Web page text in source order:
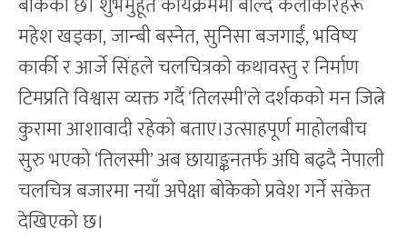
महेश खड्का, जान्बी बस्नेत, सुनिसा बजगाईं, भविष्य
कार्की र आर्जे सिंहले चलचित्रको कथावस्तु र निर्माण
टिमप्रति विश्वास व्यक्त गर्दै ‘तिलस्मी’ले दर्शकको मन जित्ने
कुरामा आशावादी रहेको बताए।उत्साहपूर्ण माहोलबीच
सुरु भएको ‘तिलस्मी’ अब छायाङ्कनतर्फ अघि बढ्दै नेपाली
चलचित्र बजारमा नयाँ अपेक्षा बोकेको प्रवेश गर्ने संकेत
देखिएको छ।